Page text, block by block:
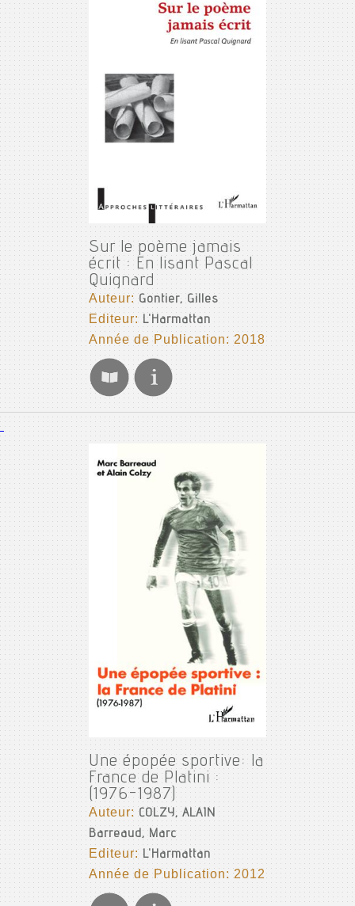
Sur le poème jamais
écrit : En lisant Pascal
Quignard
Auteur:Gontier, Gilles
Editeur: L'Harmattan
Année de Publication: 2018
Une épopée sportive: la
France de Platini :
(1976-1987)
Auteur:COLZY, ALAIN
Barreaud, Marc
Editeur: L'Harmattan
Année de Publication: 2012